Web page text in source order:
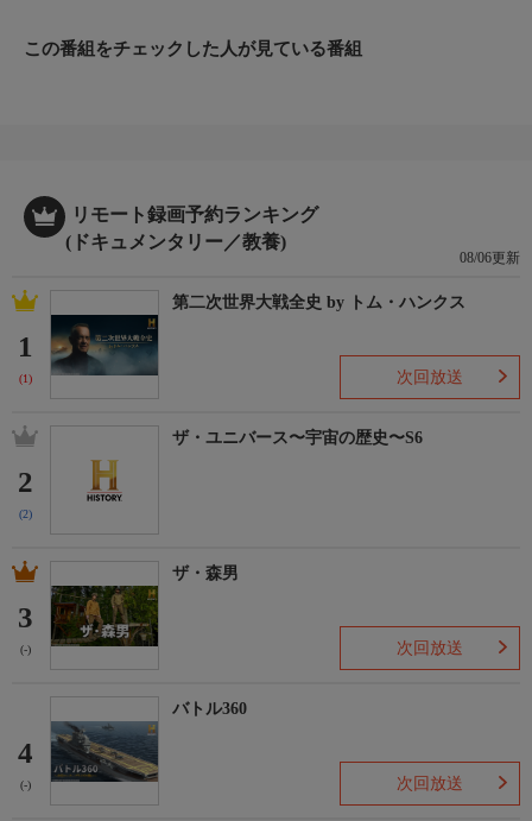
この番組をチェックした人が見ている番組
リモート録画予約ランキング
(ドキュメンタリー／教養)
08/06更新
1
(1)
第二次世界大戦全史 by トム・ハンクス
次回放送
2
(2)
ザ・ユニバース〜宇宙の歴史〜S6
3
(-)
ザ・森男
次回放送
4
(-)
バトル360
次回放送